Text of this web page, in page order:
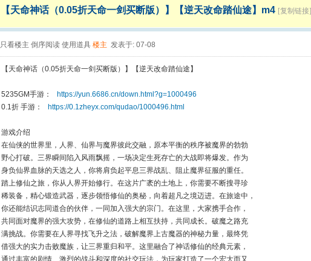
【天命神话（0.05折天命一剑买断版）】【逆天改命踏仙途】m4 [复制链接]
只看楼主 倒序阅读 使用道具 楼主 发表于: 07-08
【天命神话（0.05折天命一剑买断版）】【逆天改命踏仙途】
5235GM手游： https://yun.6686.cn/down.html?g=1000496
0.1折 手游： https://0.1zheyx.com/qudao/1000496.html
游戏介绍
在仙侠的世界里，人界、仙界与魔界彼此交融，原本平衡的秩序被魔界的勃勃
野心打破。三界瞬间陷入风雨飘摇，一场决定生死存亡的大战即将爆发。作为
身负仙界血脉的天选之人，你将肩负起平息三界战乱、阻止魔界征服的重任。
踏上修仙之旅，你从人界开始修行。在这片广袤的土地上，你需要不断搜寻珍
稀装备，精心锻造武器，逐步领悟修仙的奥秘，向着超凡之境迈进。在旅途中，
你还能结识志同道合的伙伴，一同加入强大的宗门。在这里，大家携手合作，
共同面对魔界的强大攻势，在修仙的道路上相互扶持，共同成长。破魔之路充
满挑战。你需要在人界寻找飞升之法，破解魔界上古魔器的神秘力量，最终凭
借强大的实力击败魔族，让三界重归和平。这里融合了神话修仙的经典元素，
通过丰富的剧情、激烈的战斗和深度的社交玩法，为玩家打造了一个宏大而又